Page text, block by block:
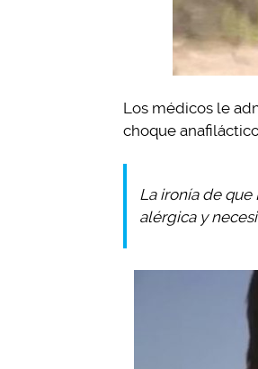
Los médicos le
choque
La ironía de que
alérgica y